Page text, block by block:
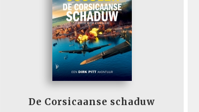
De Corsicaanse schaduw